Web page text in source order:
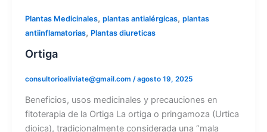
Plantas Medicinales, plantas antialérgicas, plantas
antiinflamatorias, Plantas diureticas
Ortiga
consultorioaliviate@gmail.com /agosto 19, 2025
Beneficios, usos medicinales y precauciones en
fitoterapia de la Ortiga La ortiga o pringamoza (Urtica
dioica), tradicionalmente considerada una “mala